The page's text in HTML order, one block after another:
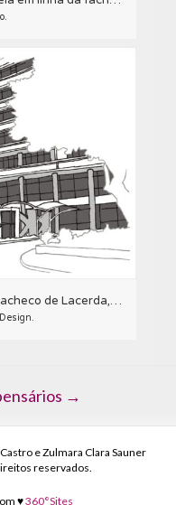
Ilustração 1: Edifício Oswaldo Pacheco de Lacerda, em Curitiba.
→
e Zulmara Clara Sauner
reservados.
♥360°Sites